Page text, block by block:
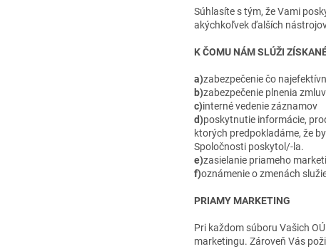
Súhlasíte s tým, že Vami
akýchkoľvek ďalších
K ČOMU NÁM SLÚŽI
a)zabezpečenie čo
b)zabezpečenie plnenia
c)interné vedenie záznamov
d)poskytnutie informácie,
ktorých predpokladáme, že
Spoločnosti poskytol/-la.
e)zasielanie priameho
f)oznámenie o zmenách
PRIAMY MARKETING
Pri každom súboru Vašich
marketingu. Zároveň Vás